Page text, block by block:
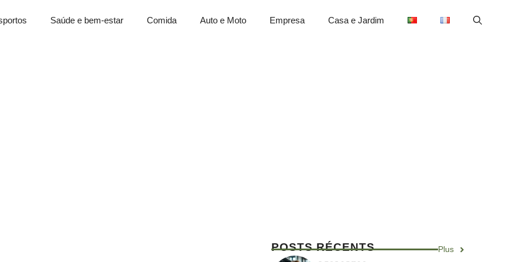
Saúde e bem-estar Comida Auto e Moto Empresa Casa e Jardim
POSTS RÉCENTS Plus